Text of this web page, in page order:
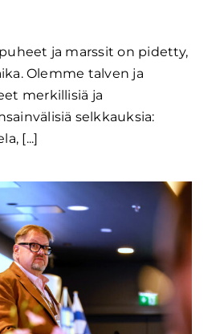
ja marssit on pidetty,
Olemme talven ja
merkillisiä ja
selkkauksia:
[...]